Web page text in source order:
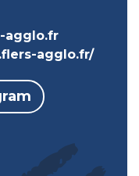
agglo.fr
agglo.fr/